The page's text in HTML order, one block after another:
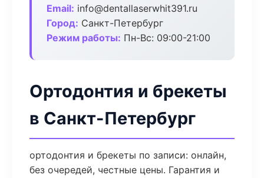
Email: info@dentallaserwhit391.ru
Город: Санкт-Петербург
Режим работы: Пн-Вс: 09:00-21:00
Ортодонтия и брекеты
в Санкт-Петербург
ортодонтия и брекеты по записи: онлайн,
без очередей, честные цены. Гарантия и